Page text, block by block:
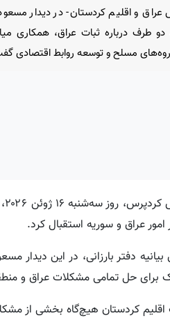
و اقلیم کردستان- در دیدار مسعود
دو طرف درباره ثبات عراق، همکاری
مسلح و توسعه روابط اقتصادی
امور عراق و سوریه استقبال کرد.
دفتر بارزانی، در این دیدار
برای حل تمامی مشکلات عراق و
کردستان هیچ‌گاه بخشی از